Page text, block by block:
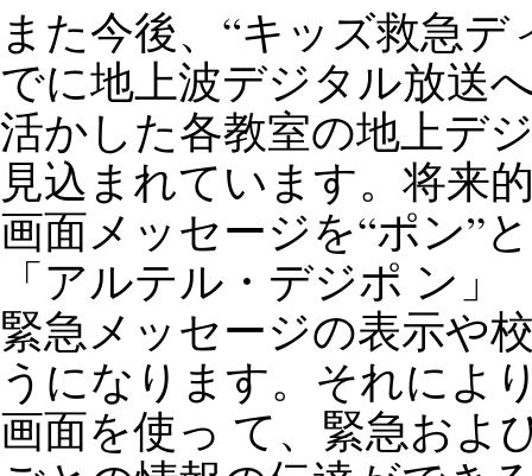
また今後、“キッズ救急デ
でに地上波デジタル放送
活かした各教室の地上デ
見込まれています。将来
画面メッセージを“ポン”
「アルテル・デジポ ン
緊急メッセージの表示や
うになります。それによ
画面を使っ て、緊急およ